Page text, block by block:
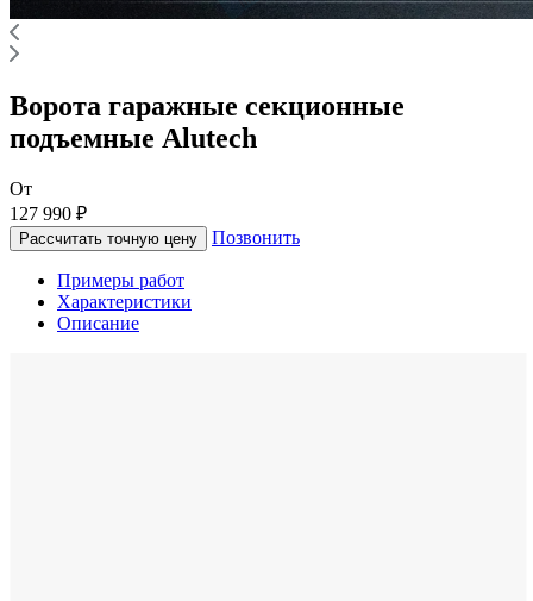
Ворота гаражные секционные
подъемные Alutech
От
127 990 ₽
Рассчитать точную цену Позвонить
Примеры работ
Характеристики
Описание